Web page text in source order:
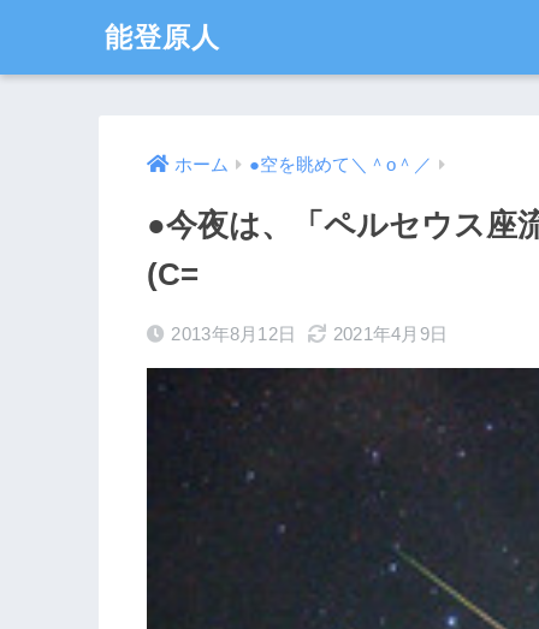
能登原人
ホーム ●空を眺めて＼＾o＾／
●今夜は、「ペルセウス
(C=
2013年8月12日 2021年4月9日